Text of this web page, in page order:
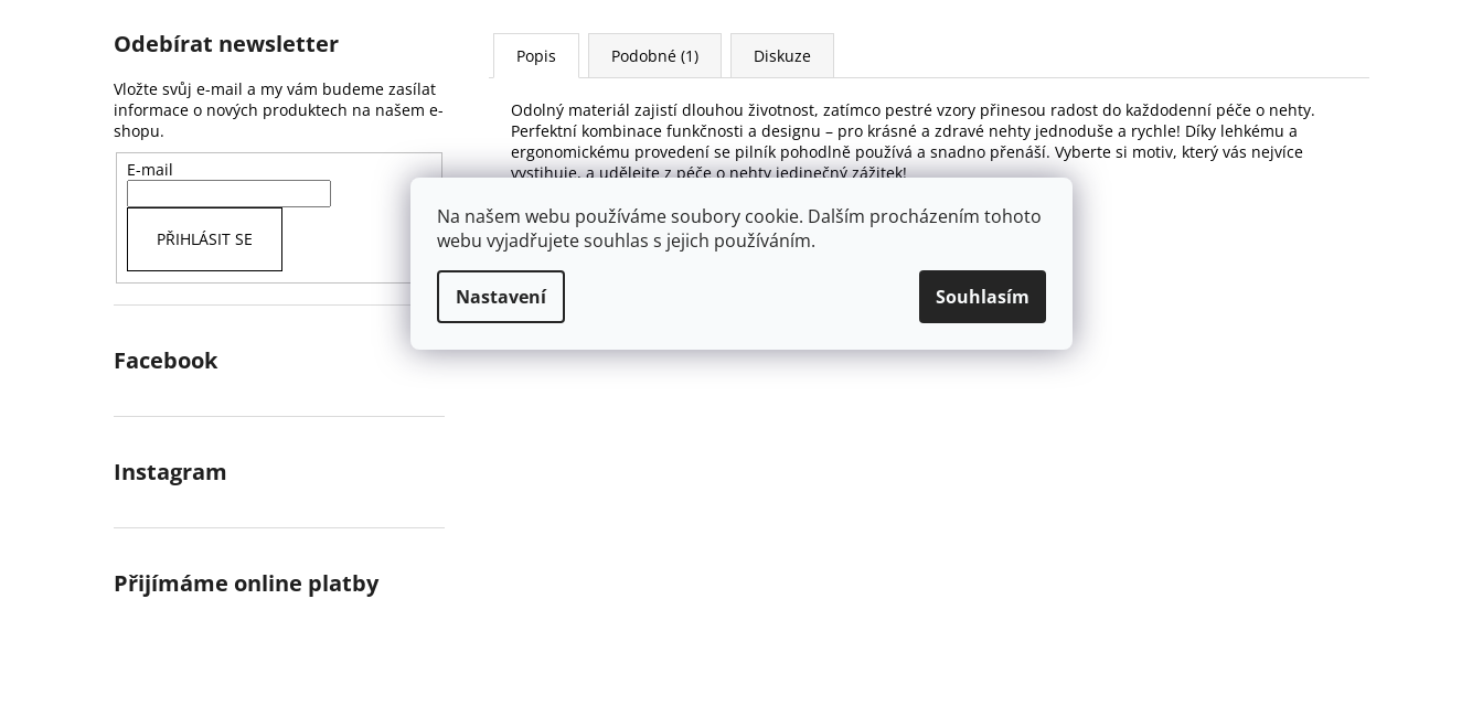
Na našem webu používáme soubory cookie. Dalším procházením tohoto
webu vyjadřujete souhlas s jejich používáním.
Nastavení Souhlasím
Odebírat newsletter
Vložte svůj e-mail a my vám budeme zasílat
informace o nových produktech na našem e-
shopu.
E-mail
PŘIHLÁSIT SE
Facebook
Instagram
Přijímáme online platby
Popis Podobné (1) Diskuze
Odolný materiál zajistí dlouhou životnost, zatímco pestré vzory přinesou radost do každodenní péče o nehty.
Perfektní kombinace funkčnosti a designu – pro krásné a zdravé nehty jednoduše a rychle! Díky lehkému a
ergonomickému provedení se pilník pohodlně používá a snadno přenáší. Vyberte si motiv, který vás nejvíce
vystihuje, a udělejte z péče o nehty jedinečný zážitek!